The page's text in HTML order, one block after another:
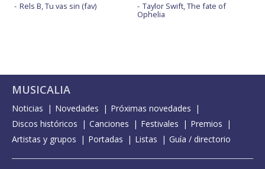
Rels B, Tu vas sin (fav) Taylor Swift, The fate of
Ophelia
MUSICALIA
Noticias Novedades
Próximas novedades
Discos históricos
Canciones Festivales
Premios
Artistas y grupos
Portadas Listas Guía / directorio